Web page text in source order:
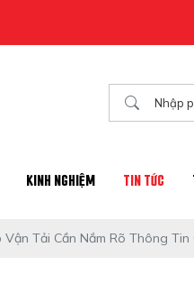
KINH NGHIỆM TIN TỨC
Tải Cần Nắm Rõ Thông Tin